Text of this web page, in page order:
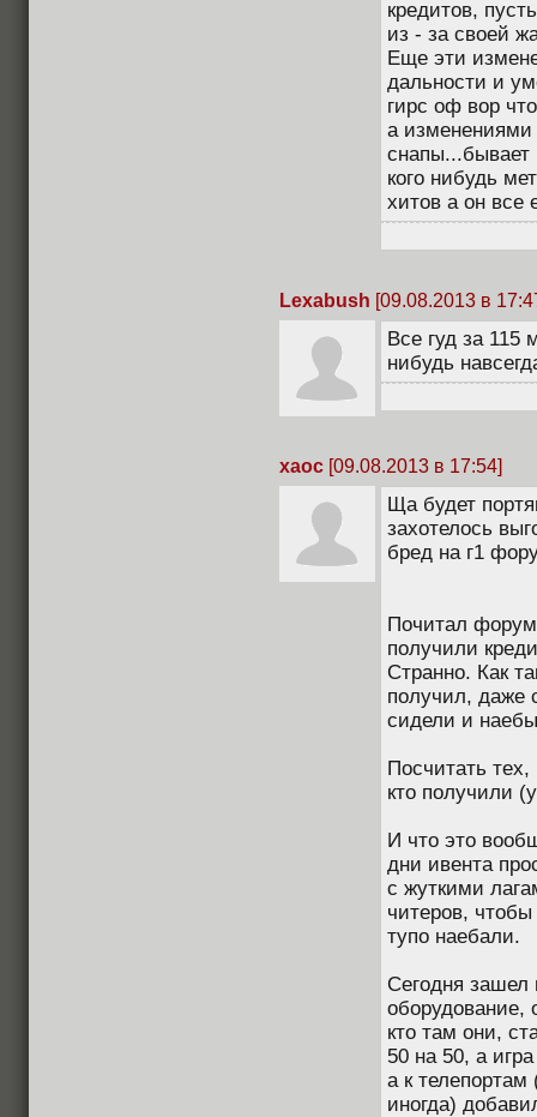
кредитов,
из - за своей
Еще эти
дальности и
гирс оф вор
а изменениями
снапы...бывает
кого нибудь
хитов а он все
Lexabush [09.08.2013 в
Все гуд за 115
нибудь
xaoc [09.08.2013 в 17:54]
Ща будет
захотелось
бред на г1
Почитал
получили
Странно. Как
получил, даже
сидели и
Посчитать
кто получили
И что это
дни ивента
с жуткими
читеров, чтобы
тупо наебали.
Сегодня зашел
оборудование,
кто там они,
50 на 50, а
а к телепортам
иногда)